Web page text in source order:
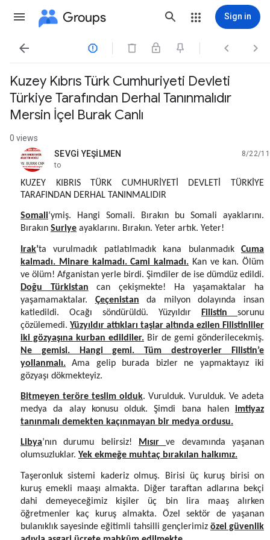
Groups Sign in
   
Kuzey Kıbrıs Türk Cumhuriyeti Devleti
Türkiye Tarafından Derhal Tanınmalıdır
Mersin İçel Burak Canlı
0 views
SEVGİ YEŞİLMEN
unread,
8/22/11
to
KUZEY KIBRIS TÜRK CUMHURİYETİ DEVLETİ TÜRKİYE
TARAFINDAN DERHAL TANINMALIDIR
Somali’ymiş. Hangi Somali. Bırakın bu Somali ayaklarını.
Bırakın Suriye ayaklarını. Bırakın. Yeter artık. Yeter!
Irak’ta vurulmadık patlatılmadık kana bulanmadık Cuma
kalmadı. Minare kalmadı. Cami kalmadı. Kan ve kan. Ölüm
ve ölüm! Afganistan yerle birdi. Şimdiler de ise dümdüz edildi.
Doğu Türkistan can çekişmekte! Ha yaşamaktalar ha
yaşamamaktalar. Çeçenistan da milyon dolayında insan
katledildi. Ocağı söndürüldü. Yüzyıldır
Filistin sorunu
çözülemedi. Yüzyıldır attıkları taşlar altında ezilen Filistinliler
iki gözyaşına kurban edildiler. Bir de gemi gönderilecekmiş.
Ne gemisi. Hangi gemi. Tüm destroyerler Filistin’e
yollanmalı. Ama gelip burada bizler ne yapmaktayız iki
gözyaşı dökmekteyiz.
Bitmeyen teröre teslim olduk. Vurulduk. Vurulduk. Ve adeta
medya da alay konusu olduk. Şimdi bana halen imtiyaz
tanınmalı demekten kaçınmayan bir medya ordusu.
Libya’nın durumu belirsiz! Mısırve devamında yaşanan
olumsuzluklar. Yek ekmeğe muhtaç bırakılan halkımız.
Taşeronluk sistemi kaderiz olmuş. Birisi üç kuruş birisi on
kuruş emekli maaşı almakta. Diğer taraftan adlarına bekçi
dahi demeyeceğimiz kişiler üç bin lira maaş alırken
öğretmenler kaç kuruş almakta. Özel sektör de yaşanan
bulanıklık sayesinde eğitimli tahsilli gençlerimiz özel güvenlik